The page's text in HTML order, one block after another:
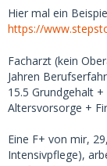
ich an
Okay,
schlanke 18-
meinen
Aber das zeigt,
Es macht
konkurrieren.
Hier mal ein
https://
Facharzt (kein
Jahren
15.5 Grundgehalt
Altersvorsorge +
Eine F+ von mir,
Intensivpflege),